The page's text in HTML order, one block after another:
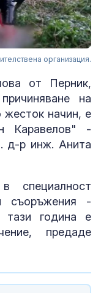
организация.
от Перник,
на
начин, е
Каравелов" -
д-р инж. Анита
специалност
съоръжения -
тази година е
предаде